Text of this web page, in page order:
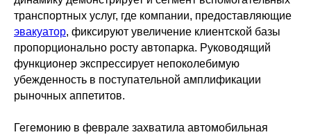
транспортных услуг, где компании, предоставляющие
эвакуатор, фиксируют увеличение клиентской базы
пропорционально росту автопарка. Руководящий
функционер экспрессирует непоколебимую
убежденность в поступательной амплификации
рыночных аппетитов.
Гегемонию в феврале захватила автомобильная